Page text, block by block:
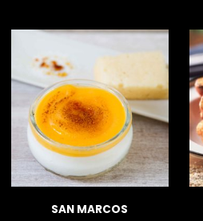
SAN MARCOS